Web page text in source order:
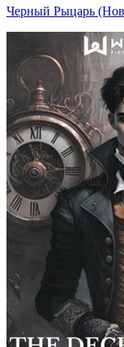
Черный Рыцарь